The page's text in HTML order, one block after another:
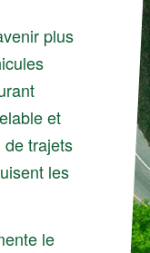
plus
et
de trajets
les
le